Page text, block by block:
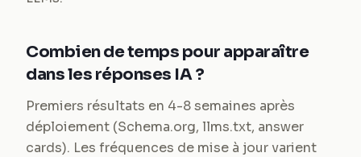
Combien de temps pour apparaître
dans les réponses IA ?
Premiers résultats en 4-8 semaines après
déploiement (Schema.org, llms.txt, answer
cards). Les fréquences de mise à jour varient